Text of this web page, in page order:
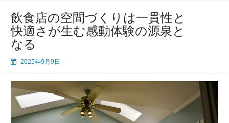
飲食店の空間づくりは一貫性と
快適さが生む感動体験の源泉と
なる
2025年9月9日